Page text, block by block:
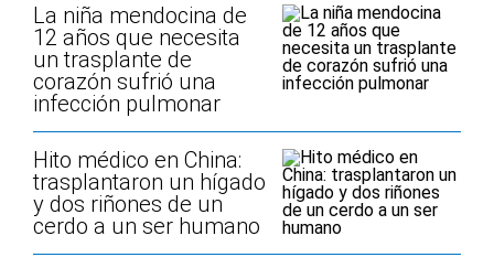
La niña mendocina de
12 años que necesita
un trasplante de
corazón sufrió una
infección pulmonar
Hito médico en China:
trasplantaron un hígado
y dos riñones de un
cerdo a un ser humano